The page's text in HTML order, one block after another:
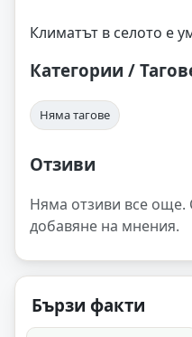
Климатът в селото е
Категории /
Няма тагове
Отзиви
Няма отзиви все
добавяне на мнения.
Бързи факти